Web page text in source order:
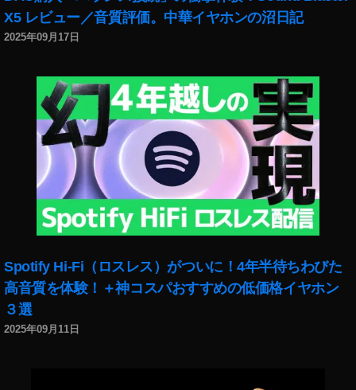
X5 レビュー／音質評価。中華イヤホンの沼日記
2025年09月17日
Spotify Hi-Fi（ロスレス）がついに！4年半待ちわびた
高音質を体験！＋神コスパおすすめの低価格イヤホン
３選
2025年09月11日